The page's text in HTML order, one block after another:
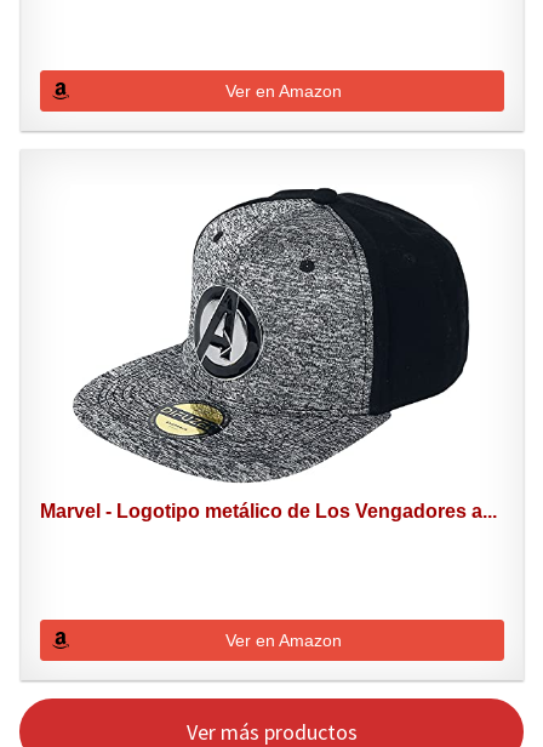
Ver en Amazon
Marvel - Logotipo metálico de Los Vengadores a...
Ver en Amazon
Ver más productos